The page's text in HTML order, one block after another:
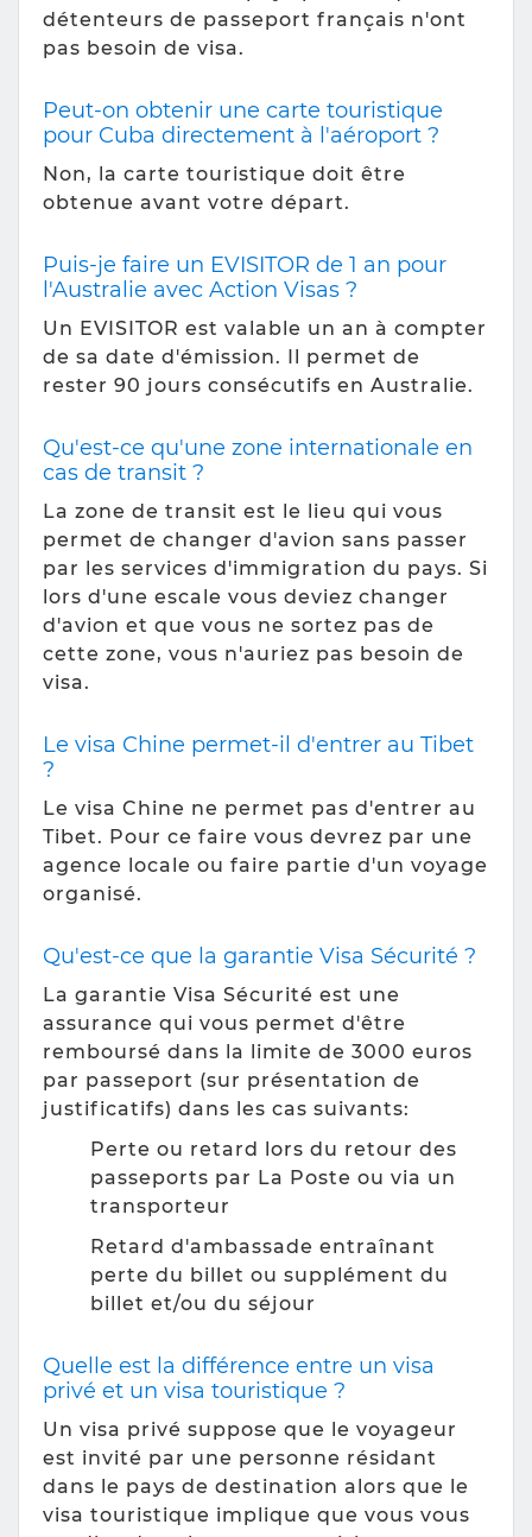
détenteurs de passeport français n'ont
pas besoin de visa.
Peut-on obtenir une carte touristique
pour Cuba directement à l'aéroport ?
Non, la carte touristique doit être
obtenue avant votre départ.
Puis-je faire un EVISITOR de 1 an pour
l'Australie avec Action Visas ?
Un EVISITOR est valable un an à compter
de sa date d'émission. Il permet de
rester 90 jours consécutifs en Australie.
Qu'est-ce qu'une zone internationale en
cas de transit ?
La zone de transit est le lieu qui vous
permet de changer d'avion sans passer
par les services d'immigration du pays. Si
lors d'une escale vous deviez changer
d'avion et que vous ne sortez pas de
cette zone, vous n'auriez pas besoin de
visa.
Le visa Chine permet-il d'entrer au Tibet
?
Le visa Chine ne permet pas d'entrer au
Tibet. Pour ce faire vous devrez par une
agence locale ou faire partie d'un voyage
organisé.
Qu'est-ce que la garantie Visa Sécurité ?
La garantie Visa Sécurité est une
assurance qui vous permet d'être
remboursé dans la limite de 3000 euros
par passeport (sur présentation de
justificatifs) dans les cas suivants:
Perte ou retard lors du retour des
passeports par La Poste ou via un
transporteur
Retard d'ambassade entraînant
perte du billet ou supplément du
billet et/ou du séjour
Quelle est la différence entre un visa
privé et un visa touristique ?
Un visa privé suppose que le voyageur
est invité par une personne résidant
dans le pays de destination alors que le
visa touristique implique que vous vous